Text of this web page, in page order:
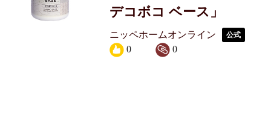
デコボコ ベース」
ニッペホームオンライン 公式
0 0